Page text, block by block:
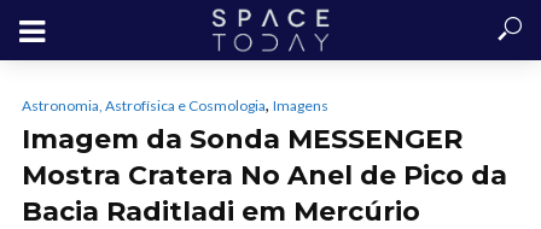
Astronomia, Astrofísica e Cosmologia, Imagens
Imagem da Sonda MESSENGER
Mostra Cratera No Anel de Pico da
Bacia Raditladi em Mercúrio